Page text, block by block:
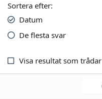
Sortera efter
Datum
De flesta svar
Visa resultat som trådar